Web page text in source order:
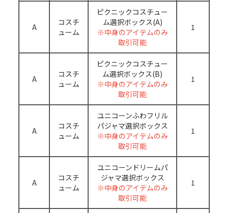
A
コスチ
ューム
ピクニックコスチュー
ム選択ボックス(A)
※中身のアイテムのみ
取引可能
1
A
コスチ
ューム
ピクニックコスチュー
ム選択ボックス(B)
※中身のアイテムのみ
取引可能
1
A
コスチ
ューム
ユニコーンふわフリル
パジャマ選択ボックス
※中身のアイテムのみ
取引可能
1
A
コスチ
ューム
ユニコーンドリームパ
ジャマ選択ボックス
※中身のアイテムのみ
取引可能
1